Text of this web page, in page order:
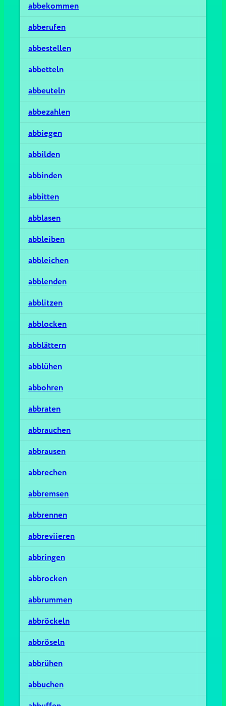
abbekommen
abberufen
abbestellen
abbetteln
abbeuteln
abbezahlen
abbiegen
abbilden
abbinden
abbitten
abblasen
abbleiben
abbleichen
abblenden
abblitzen
abblocken
abblättern
abblühen
abbohren
abbraten
abbrauchen
abbrausen
abbrechen
abbremsen
abbrennen
abbreviieren
abbringen
abbrocken
abbrummen
abbröckeln
abbröseln
abbrühen
abbuchen